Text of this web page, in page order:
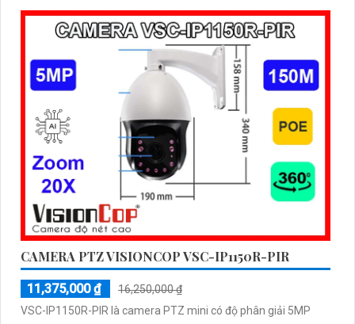
chống va đập, đảm bảo hoạt động ổn định trong các điều kiện
môi trường khắc nghiệt
CAMERA PTZ VISIONCOP VSC-IP1150R-PIR
11,375,000 ₫
16,250,000 ₫
VSC-IP1150R-PIR là camera PTZ mini có độ phân giải 5MP